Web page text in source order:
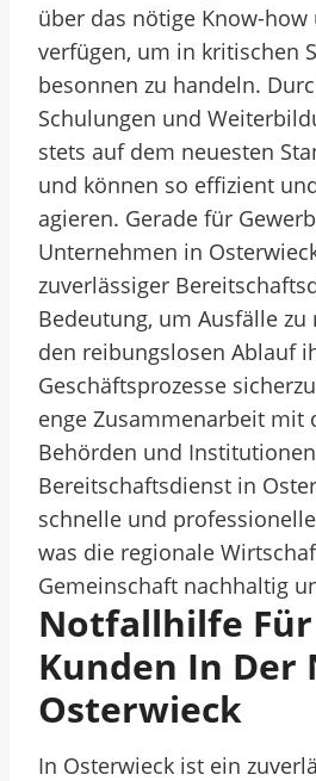
über das nötige Know-
verfügen, um in kritischen
besonnen zu handeln.
Schulungen und
stets auf dem neuesten
und können so effizient
agieren. Gerade für
Unternehmen in
zuverlässiger
Bedeutung, um Ausfälle
den reibungslosen Ablauf
Geschäftsprozesse
enge Zusammenarbeit mit
Behörden und
Bereitschaftsdienst in
schnelle und
was die regionale
Gemeinschaft nachhaltig
Notfallhilfe Für
Kunden In Der
Osterwieck
In Osterwieck ist ein